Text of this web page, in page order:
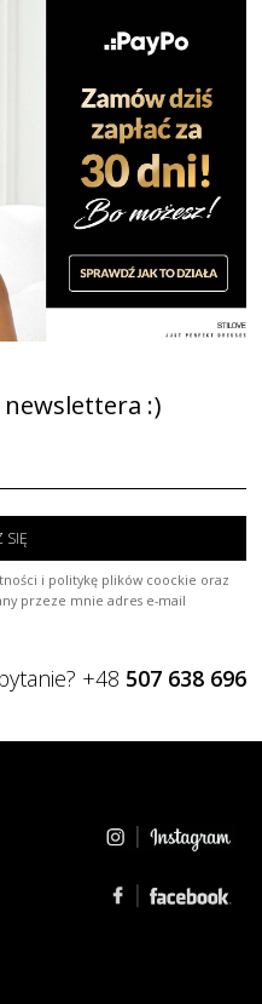
newslettera :)
SIĘ
i politykę plików coockie oraz
przeze mnie adres e-mail
+48 507 638 696